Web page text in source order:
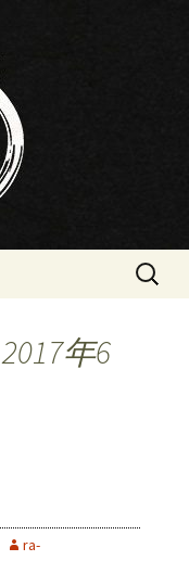
ラーメン屋
かつ)のブ
グです
検
年6
ra-